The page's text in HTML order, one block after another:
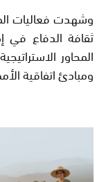
وشهدت فعاليات
ثقافة الدفاع في
المحاور
ومبادئ اتفاقية